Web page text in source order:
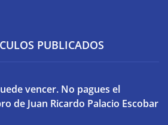
PUBLICADOS
vencer. No pagues el
de Juan Ricardo Palacio Escobar